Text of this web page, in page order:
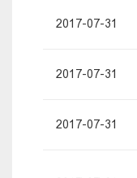
2017-07-31
2017-07-31
2017-07-31